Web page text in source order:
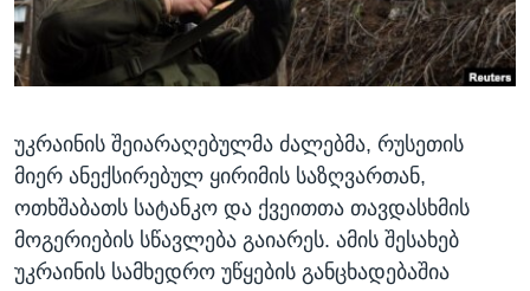
ᲡᲢᲣᲓᲘᲐ ᲕᲐᲨᲘᲜᲒᲢᲝᲜᲘ
ᲔᲙᲝᲜᲝᲛᲘᲙᲐ
ᲯᲐᲜᲛᲠᲗᲔᲚᲝᲑᲐ
ᲘᲜᲢᲔᲠᲕᲘᲣ
ᲙᲣᲚᲢᲣᲠᲐ
ᲒᲐᲚᲘᲚᲔᲝ
ᲓᲔᲖᲘᲜᲤᲝᲠᲛᲐᲪᲘᲐ
Learning English
ენები
უკრაინის შეიარაღებულმა ძალებმა, რუსეთის
მიერ ანექსირებულ ყირიმის საზღვართან,
ოთხშაბათს სატანკო და ქვეითთა თავდასხმის
მოგერიების სწავლება გაიარეს. ამის შესახებ
უკრაინის სამხედრო უწყების განცხადებაშია